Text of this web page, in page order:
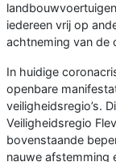
iedereen vrij op
achtneming van de
In huidige
openbare
veiligheidsregio’s.
Veiligheidsregio
bovenstaande
nauwe afstemming